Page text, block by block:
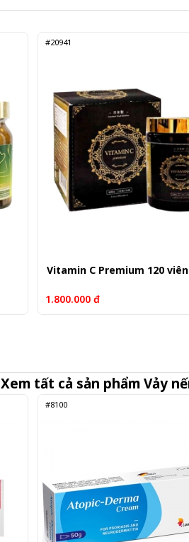
#20941
Vitamin C Premium 120 viên
1.800.000 đ
Xem tất cả sản phẩm Vảy
#8100